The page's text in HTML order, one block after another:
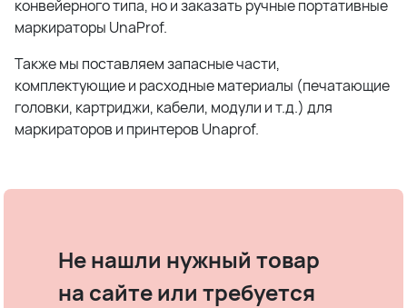
конвейерного типа, но и заказать ручные портативные
маркираторы UnaProf.
Также мы поставляем запасные части,
комплектующие и расходные материалы (печатающие
головки, картриджи, кабели, модули и т.д.) для
маркираторов и принтеров Unaprof.
Не нашли нужный товар
на сайте или требуется